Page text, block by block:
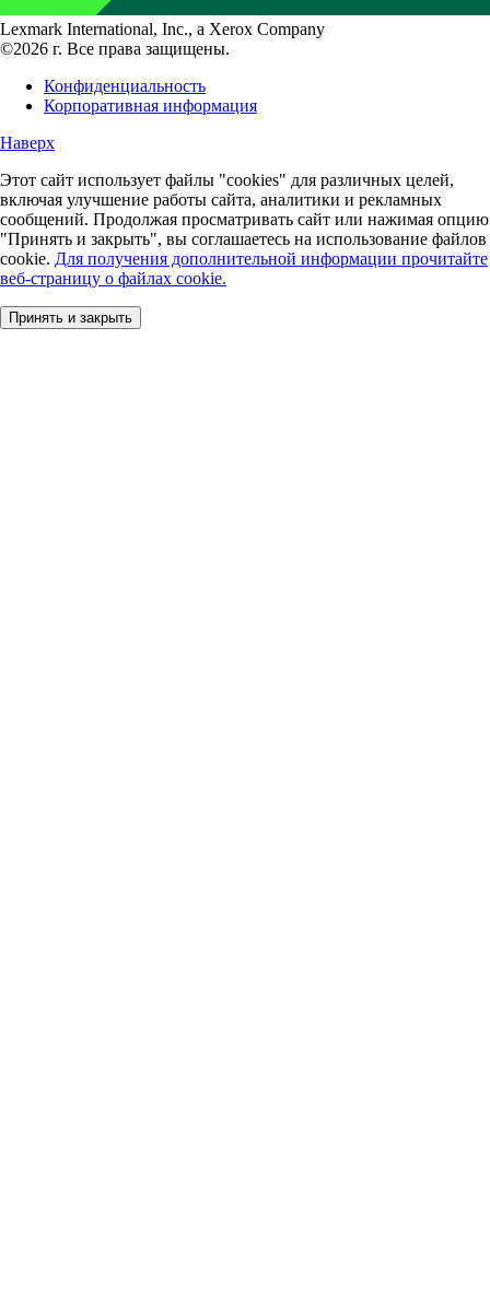
Lexmark International, Inc., a Xerox Company
©2026 г. Все права защищены.
Конфиденциальность
Корпоративная информация
Наверх
Этот сайт использует файлы "cookies" для различных целей,
включая улучшение работы сайта, аналитики и рекламных
сообщений. Продолжая просматривать сайт или нажимая опцию
"Принять и закрыть", вы соглашаетесь на использование файлов
cookie. Для получения дополнительной информации прочитайте
веб-страницу о файлах cookie.
Принять и закрыть